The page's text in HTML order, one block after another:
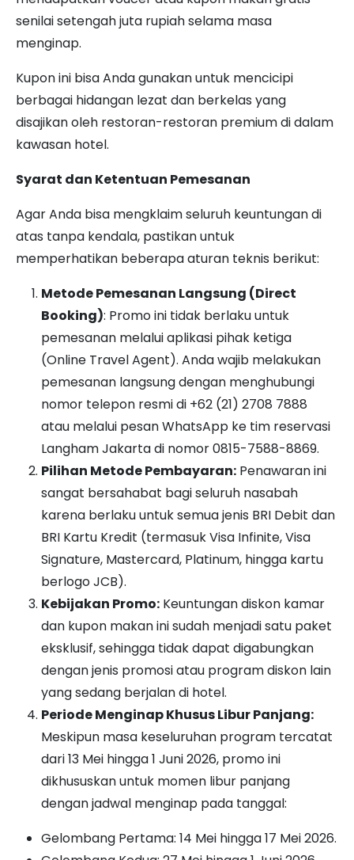
senilai setengah juta rupiah selama masa
menginap.
Kupon ini bisa Anda gunakan untuk mencicipi
berbagai hidangan lezat dan berkelas yang
disajikan oleh restoran-restoran premium di dalam
kawasan hotel.
Syarat dan Ketentuan Pemesanan
Agar Anda bisa mengklaim seluruh keuntungan di
atas tanpa kendala, pastikan untuk
memperhatikan beberapa aturan teknis berikut:
Metode Pemesanan Langsung (Direct
Booking): Promo ini tidak berlaku untuk
pemesanan melalui aplikasi pihak ketiga
(Online Travel Agent). Anda wajib melakukan
pemesanan langsung dengan menghubungi
nomor telepon resmi di +62 (21) 2708 7888
atau melalui pesan WhatsApp ke tim reservasi
Langham Jakarta di nomor 0815-7588-8869.
Pilihan Metode Pembayaran: Penawaran ini
sangat bersahabat bagi seluruh nasabah
karena berlaku untuk semua jenis BRI Debit dan
BRI Kartu Kredit (termasuk Visa Infinite, Visa
Signature, Mastercard, Platinum, hingga kartu
berlogo JCB).
Kebijakan Promo: Keuntungan diskon kamar
dan kupon makan ini sudah menjadi satu paket
eksklusif, sehingga tidak dapat digabungkan
dengan jenis promosi atau program diskon lain
yang sedang berjalan di hotel.
Periode Menginap Khusus Libur Panjang:
Meskipun masa keseluruhan program tercatat
dari 13 Mei hingga 1 Juni 2026, promo ini
dikhususkan untuk momen libur panjang
dengan jadwal menginap pada tanggal:
Gelombang Pertama: 14 Mei hingga 17 Mei 2026.